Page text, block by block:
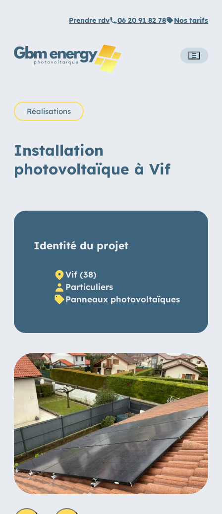
Prendre rdv 06 20 91 82 78 Nos tarifs
Toggle
Réalisations
Installation
photovoltaïque à Vif
Identité du projet
Vif (38)
Particuliers
Panneaux photovoltaïques